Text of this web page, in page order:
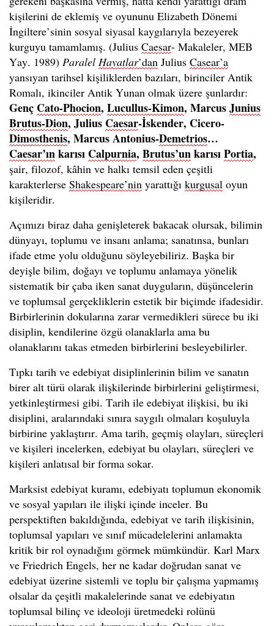
kişilerini de eklemiş ve oyununu Elizabeth Dönemi
İngiltere’sinin sosyal siyasal kaygılarıyla bezeyerek
kurguyu tamamlamış. (Julius Caesar- Makaleler, MEB
Yay. 1989) Paralel Hayatlar’dan Julius Casear’a
yansıyan tarihsel kişiliklerden bazıları, birinciler Antik
Romalı, ikinciler Antik Yunan olmak üzere şunlardır:
Genç Cato-Phocion, Lucullus-Kimon, MarcusJunius
Brutus-Dion, Julius Caesar-İskender, Cicero-
Dimosthenis, Marcus Antonius-Demetrios…
Caesar’ınkarısı Calpurnia, Brutus’unkarısıPortia,
şair, filozof, kâhin ve halkı temsil eden çeşitli
karakterlerse Shakespeare’nin yarattığı kurgusal oyun
kişileridir.
Açımızı biraz daha genişleterek bakacak olursak, bilimin
dünyayı, toplumu ve insanı anlama; sanatınsa, bunları
ifade etme yolu olduğunu söyleyebiliriz. Başka bir
deyişle bilim, doğayı ve toplumu anlamaya yönelik
sistematik bir çaba iken sanat duyguların, düşüncelerin
ve toplumsal gerçekliklerin estetik bir biçimde ifadesidir.
Birbirlerinin dokularına zarar vermedikleri sürece bu iki
disiplin, kendilerine özgü olanaklarla ama bu
olanaklarını takas etmeden birbirlerini besleyebilirler.
Tıpkı tarih ve edebiyat disiplinlerinin bilim ve sanatın
birer alt türü olarak ilişkilerinde birbirlerini geliştirmesi,
yetkinleştirmesi gibi. Tarih ile edebiyat ilişkisi, bu iki
disiplini, aralarındaki sınıra saygılı olmaları koşuluyla
birbirine yaklaştırır. Ama tarih, geçmiş olayları, süreçleri
ve kişileri incelerken, edebiyat bu olayları, süreçleri ve
kişileri anlatısal bir forma sokar.
Marksist edebiyat kuramı, edebiyatı toplumun ekonomik
ve sosyal yapıları ile ilişki içinde inceler. Bu
perspektiften bakıldığında, edebiyat ve tarih ilişkisinin,
toplumsal yapıları ve sınıf mücadelelerini anlamakta
kritik bir rol oynadığını görmek mümkündür. Karl Marx
ve Friedrich Engels, her ne kadar doğrudan sanat ve
edebiyat üzerine sistemli ve toplu bir çalışma yapmamış
olsalar da çeşitli makalelerinde sanat ve edebiyatın
toplumsal bilinç ve ideoloji üretmedeki rolünü